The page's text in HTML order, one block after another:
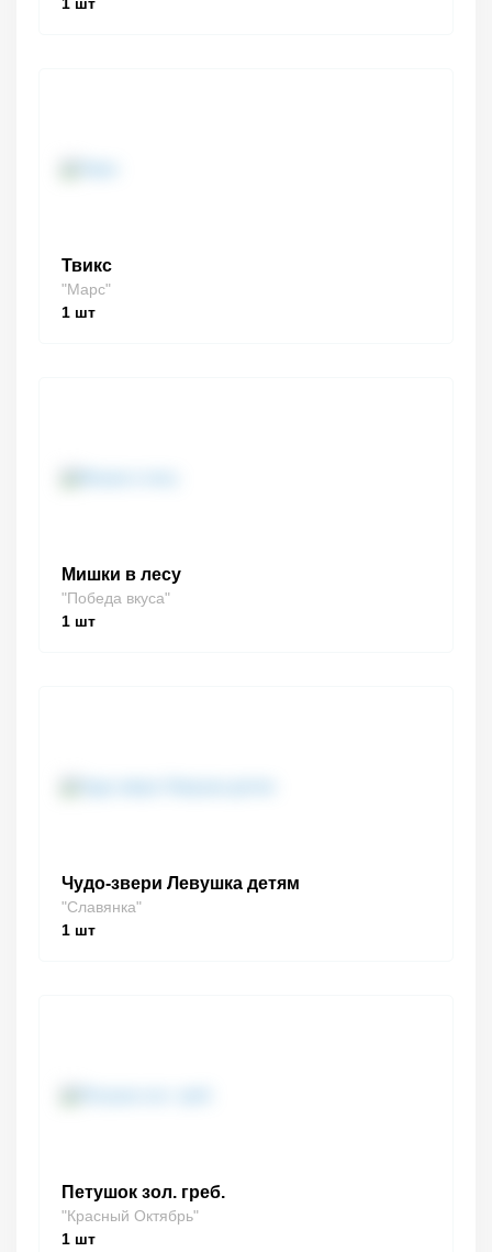
1 шт
Твикс
"Марс"
1 шт
Мишки в лесу
"Победа вкуса"
1 шт
Чудо-звери Левушка детям
"Славянка"
1 шт
Петушок зол. греб.
"Красный Октябрь"
1 шт